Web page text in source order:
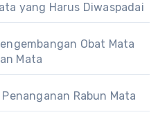
yang Harus Diwaspadai
Obat Mata
Mata
Rabun Mata